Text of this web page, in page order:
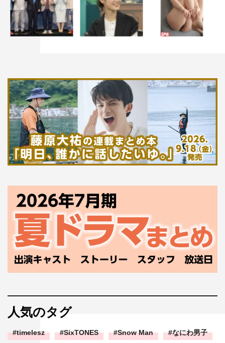
泊まり込みで最後の準備を進めていた。だが、次の日彼ら
は再び学園祭の準備に取り掛かろうとする。時間が進まず
同じ一日を繰り返していることに気付いた養護教諭のサク
©1984 東宝 ©高橋留美子／小学館
人気のタグ
timelesz SixTONES Snow Man なにわ男子